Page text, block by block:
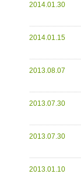
2014.01.30
2014.01.15
2013.08.07
2013.07.30
2013.07.30
2013.01.10